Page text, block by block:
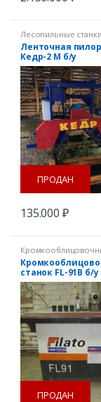
Лесопильные станки
Ленточная
Кедр-2 М б/у
ПРОДАН
135.000 ₽
станок FL-91B б/у
ПРОДАН